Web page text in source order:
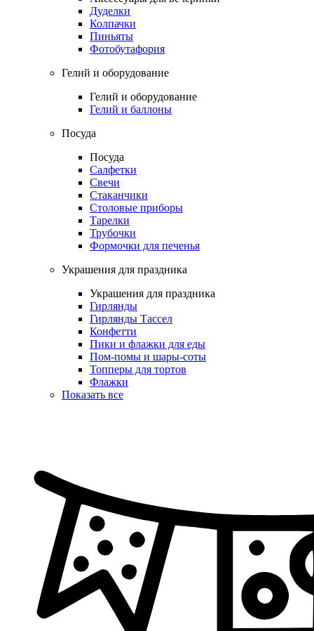
Дуделки
Колпачки
Пиньяты
Фотобутафория
Гелий и оборудование
Гелий и оборудование
Гелий и баллоны
Посуда
Посуда
Салфетки
Свечи
Стаканчики
Столовые приборы
Тарелки
Трубочки
Формочки для печенья
Украшения для праздника
Украшения для праздника
Гирлянды
Гирлянды Тассел
Конфетти
Пики и флажки для еды
Пом-помы и шары-соты
Топперы для тортов
Флажки
Показать все